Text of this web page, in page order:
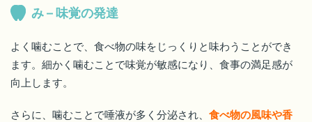
み – 味覚の発達
よく噛むことで、食べ物の味をじっくりと味わうことができ
ます。細かく噛むことで味覚が敏感になり、食事の満足感が
向上します。
さらに、噛むことで唾液が多く分泌され、 食べ物の風味や香